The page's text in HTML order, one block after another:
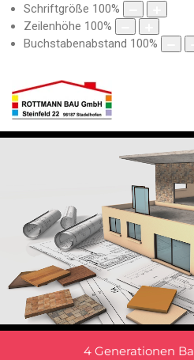
Schriftgröße 100%
Zeilenhöhe 100%
Buchstabenabstand 100%
4 Generationen